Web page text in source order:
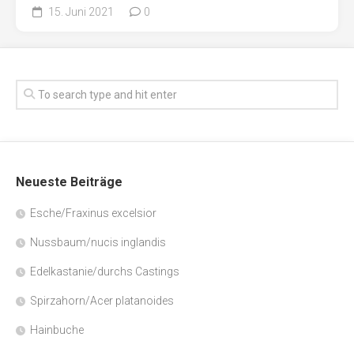
15. Juni 2021 0
Neueste Beiträge
Esche/Fraxinus excelsior
Nussbaum/nucis inglandis
Edelkastanie/durchs Castings
Spirzahorn/Acer platanoides
Hainbuche